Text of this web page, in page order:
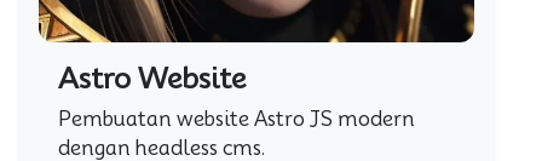
Astro Website
Pembuatan website Astro JS modern
dengan headless cms.